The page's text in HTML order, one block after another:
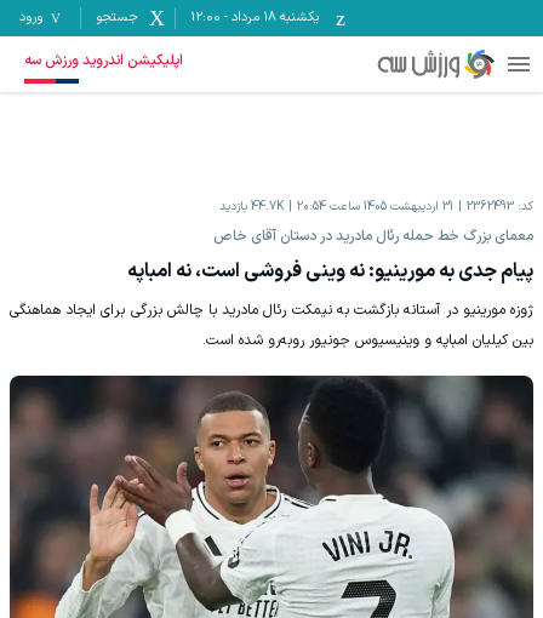
یکشنبه ۱۸ مرداد -
12:00 جستجو ورود
اپلیکیشن اندروید ورزش سه
کد: 2362493 31 اردیبهشت 1405 ساعت 20:54 44.7K بازدید
‫معمای بزرگ خط حمله رئال مادرید در دستان آقای خاص
پیام جدی به مورینیو: نه وینی فروشی است، نه امباپه
‫ژوزه مورینیو در آستانه بازگشت به نیمکت رئال مادرید با چالش بزرگی برای ایجاد هماهنگی
بین کیلیان امباپه و وینیسیوس جونیور روبه‌رو شده است.